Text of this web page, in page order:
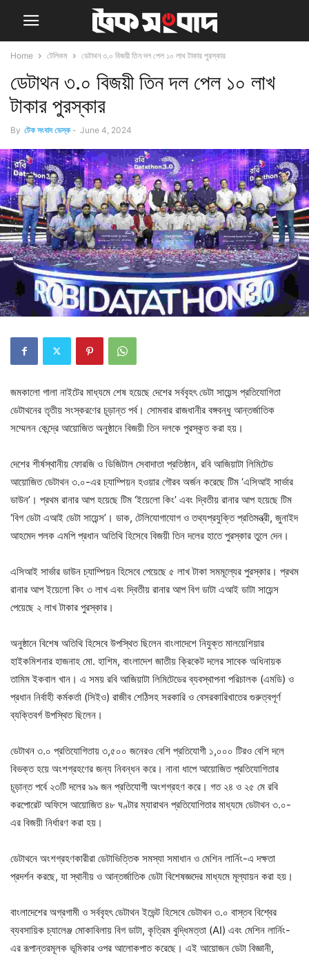
Home টেলিকম ডেটাথন ৩.০ বিজয়ী তিন দল পেল ১০ লাখ টাকার পুরস্কার
ডেটাথন ৩.০ বিজয়ী তিন দল পেল ১০ লাখ
টাকার পুরস্কার
By টেক সংবাদ ডেস্ক - June 4, 2024
জমকালো গালা নাইটের মাধ্যমে শেষ হয়েছে দেশের সর্ববৃহৎ ডেটা সায়েন্স প্রতিযোগিতা
ডেটাথনের তৃতীয় সংস্করণের চূড়ান্ত পর্ব। সোমবার রাজধানীর বঙ্গবন্ধু আন্তর্জাতিক
সম্মেলন কেন্দ্রে আয়োজিত অনুষ্ঠানে বিজয়ী তিন দলকে পুরস্কৃত করা হয়।
দেশের শীর্ষস্থানীয় ফোরজি ও ডিজিটাল সেবাদাতা প্রতিষ্ঠান, রবি আজিয়াটা লিমিটেড
আয়োজিত ডেটাথন ৩.০-এর চ্যাম্পিয়ন হওয়ার গৌরব অর্জন করেছে টিম ‘এসিআই সার্ভার
ডাউন’। প্রথম রানার আপ হয়েছে টিম ‘ইয়েলো কিং’ এবং দ্বিতীয় রানার আপ হয়েছে টিম
‘বিগ ডেটা এআই ডেটা সায়েন্স’। ডাক, টেলিযোগাযোগ ও তথ্যপ্রযুক্তি প্রতিমন্ত্রী, জুনাইদ
আহমেদ পলক এমপি প্রধান অতিথি হিসেবে বিজয়ী তিন দলের হাতে পুরস্কার তুলে দেন।
এসিআই সার্ভার ডাউন চ্যাম্পিয়ন হিসেবে পেয়েছে ৫ লাখ টাকা সমমূল্যের পুরস্কার। প্রথম
রানার আপ ইয়েলো কিং ৩ লাখ এবং দ্বিতীয় রানার আপ বিগ ডাটা এআই ডাটা সায়েন্স
পেয়েছে ২ লাখ টাকার পুরস্কার।
অনুষ্ঠানে বিশেষ অতিথি হিসেবে উপস্থিত ছিলেন বাংলাদেশে নিযুক্ত মালয়েশিয়ার
হাইকমিশনার হাজনাহ মো. হাশিম, বাংলাদেশ জাতীয় ক্রিকেট দলের সাবেক অধিনায়ক
তামিম ইকবাল খান। এ সময় রবি আজিয়াটা লিমিটেডের ব্যবস্থাপনা পরিচালক (এমডি) ও
প্রধান নির্বাহী কর্মকর্তা (সিইও) রাজীব শেঠিসহ সরকারি ও বেসরকারিখাতের গুরুত্বপূর্ণ
ব্যক্তিবর্গ উপস্থিত ছিলেন।
ডেটাথন ৩.০ প্রতিযোগিতায় ৩,৫০০ জনেরও বেশি প্রতিযোগী ১,০০০ টিরও বেশি দলে
বিভক্ত হয়ে অংশগ্রহণের জন্য নিবন্ধন করে। নানা ধাপে আয়োজিত প্রতিযোগিতার
চূড়ান্ত পর্বে ২৩টি দলের ৯৯ জন প্রতিযোগী অংশগ্রহণ করে। গত ২৪ ও ২৫ মে রবি
করপোরেট অফিসে আয়োজিত ৪৮ ঘণ্টার ম্যারাথন প্রতিযোগিতার মাধ্যমে ডেটাথন ৩.০-
এর বিজয়ী নির্ধারণ করা হয়।
ডেটাথনে অংশগ্রহণকারীরা ডেটাভিত্তিক সমস্যা সমাধান ও মেশিন লার্নিং-এ দক্ষতা
প্রদর্শন করছে, যা স্থানীয় ও আন্তর্জাতিক ডেটা বিশেষজ্ঞদের মাধ্যমে মূল্যায়ন করা হয়।
বাংলাদেশের অগ্রগামী ও সর্ববৃহৎ ডেটাথন ইভেন্ট হিসেবে ডেটাথন ৩.০ বাস্তব বিশ্বের
ব্যবসায়িক চ্যালেঞ্জ মোকাবিলায় বিগ ডাটা, কৃত্রিম বুদ্ধিমত্তা (AI) এবং মেশিন লার্নিং-
এর রূপান্তরমূলক ভূমিকার ওপর আলোকপাত করেছে। এই আয়োজন ডেটা বিজ্ঞানী,